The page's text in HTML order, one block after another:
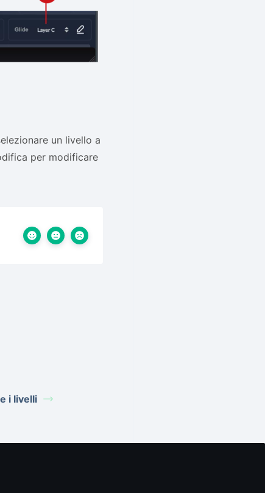
un livello a
per modificare
i livelli